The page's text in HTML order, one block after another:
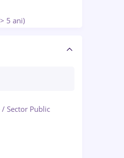
5 ani)
Sector Public